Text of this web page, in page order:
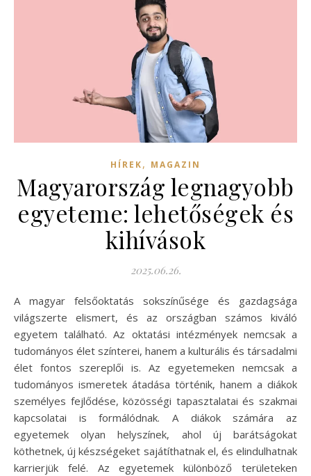
HÍREK, MAGAZIN
Magyarország legnagyobb
egyeteme: lehetőségek és
kihívások
2025.06.26.
A magyar felsőoktatás sokszínűsége és gazdagsága
világszerte elismert, és az országban számos kiváló
egyetem található. Az oktatási intézmények nemcsak a
tudományos élet színterei, hanem a kulturális és társadalmi
élet fontos szereplői is. Az egyetemeken nemcsak a
tudományos ismeretek átadása történik, hanem a diákok
személyes fejlődése, közösségi tapasztalatai és szakmai
kapcsolatai is formálódnak. A diákok számára az
egyetemek olyan helyszínek, ahol új barátságokat
köthetnek, új készségeket sajátíthatnak el, és elindulhatnak
karrierjük felé. Az egyetemek különböző területeken